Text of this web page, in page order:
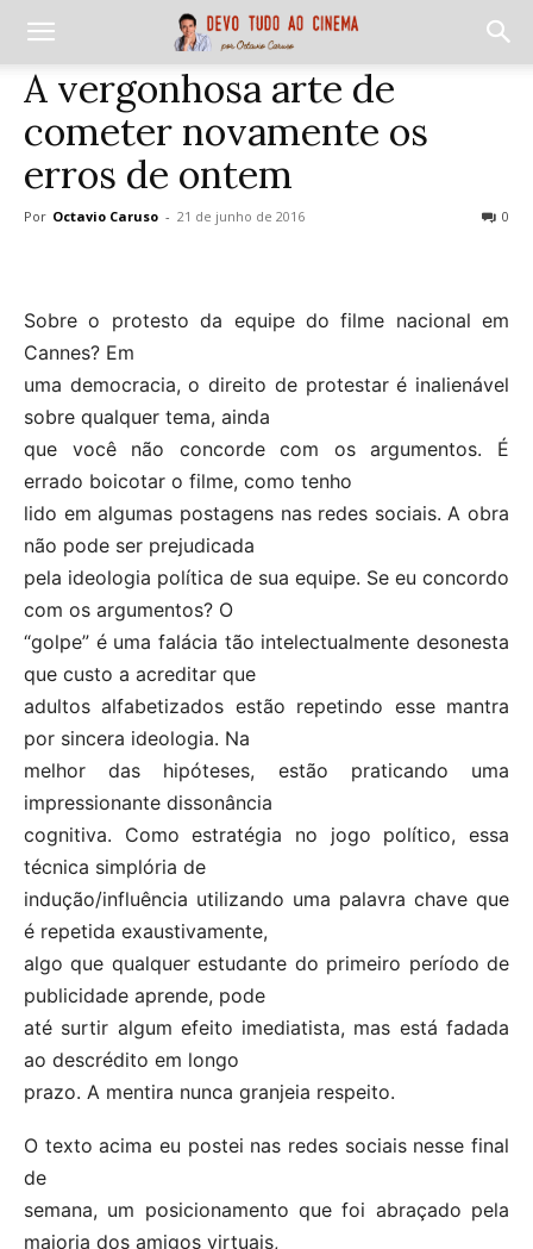
A vergonhosa arte de
cometer novamente os
erros de ontem
Por Octavio Caruso - 21 de junho de 2016 0
Sobre o protesto da equipe do filme nacional em
Cannes? Em
uma democracia, o direito de protestar é inalienável
sobre qualquer tema, ainda
que você não concorde com os argumentos. É
errado boicotar o filme, como tenho
lido em algumas postagens nas redes sociais. A obra
não pode ser prejudicada
pela ideologia política de sua equipe. Se eu concordo
com os argumentos? O
“golpe” é uma falácia tão intelectualmente desonesta
que custo a acreditar que
adultos alfabetizados estão repetindo esse mantra
por sincera ideologia. Na
melhor das hipóteses, estão praticando uma
impressionante dissonância
cognitiva. Como estratégia no jogo político, essa
técnica simplória de
indução/influência utilizando uma palavra chave que
é repetida exaustivamente,
algo que qualquer estudante do primeiro período de
publicidade aprende, pode
até surtir algum efeito imediatista, mas está fadada
ao descrédito em longo
prazo. A mentira nunca granjeia respeito.
O texto acima eu postei nas redes sociais nesse final
de
semana, um posicionamento que foi abraçado pela
maioria dos amigos virtuais,